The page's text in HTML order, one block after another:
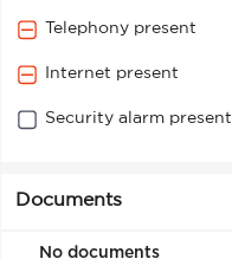
Telephony present
Internet present
Security alarm present
Documents
No documents